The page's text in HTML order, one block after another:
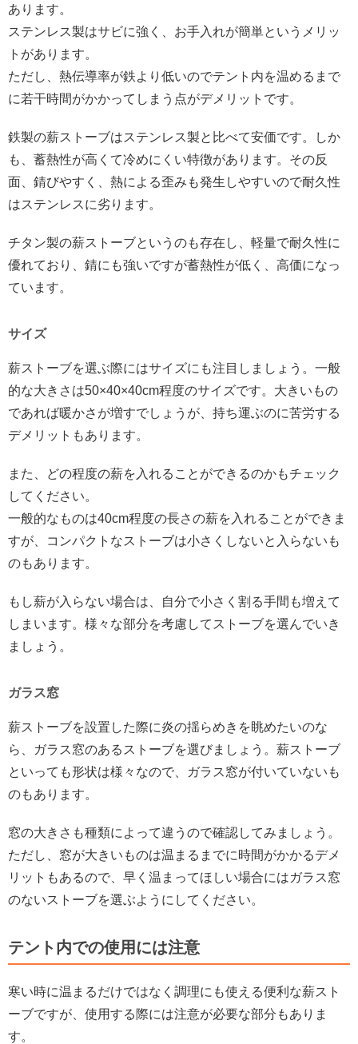
あります。
ステンレス製はサビに強く、お手入れが簡単というメリッ
トがあります。
ただし、熱伝導率が鉄より低いのでテント内を温めるまで
に若干時間がかかってしまう点がデメリットです。
鉄製の薪ストーブはステンレス製と比べて安価です。しか
も、蓄熱性が高くて冷めにくい特徴があります。その反
面、錆びやすく、熱による歪みも発生しやすいので耐久性
はステンレスに劣ります。
チタン製の薪ストーブというのも存在し、軽量で耐久性に
優れており、錆にも強いですが蓄熱性が低く、高価になっ
ています。
サイズ
薪ストーブを選ぶ際にはサイズにも注目しましょう。一般
的な大きさは50×40×40cm程度のサイズです。大きいもの
であれば暖かさが増すでしょうが、持ち運ぶのに苦労する
デメリットもあります。
また、どの程度の薪を入れることができるのかもチェック
してください。
一般的なものは40cm程度の長さの薪を入れることができま
すが、コンパクトなストーブは小さくしないと入らないも
のもあります。
もし薪が入らない場合は、自分で小さく割る手間も増えて
しまいます。様々な部分を考慮してストーブを選んでいき
ましょう。
ガラス窓
薪ストーブを設置した際に炎の揺らめきを眺めたいのな
ら、ガラス窓のあるストーブを選びましょう。薪ストーブ
といっても形状は様々なので、ガラス窓が付いていないも
のもあります。
窓の大きさも種類によって違うので確認してみましょう。
ただし、窓が大きいものは温まるまでに時間がかかるデメ
リットもあるので、早く温まってほしい場合にはガラス窓
のないストーブを選ぶようにしてください。
テント内での使用には注意
寒い時に温まるだけではなく調理にも使える便利な薪スト
ーブですが、使用する際には注意が必要な部分もありま
す。